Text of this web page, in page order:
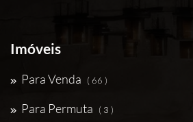
Imóveis
Para Venda ( 66 )
Para Permuta ( 3 )